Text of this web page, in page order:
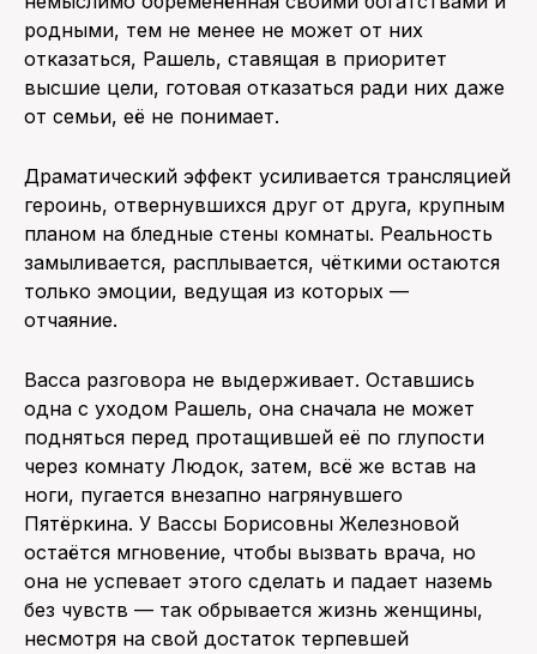
родными, тем не менее не может от них
отказаться, Рашель, ставящая в приоритет
высшие цели, готовая отказаться ради них даже
от семьи, её не понимает.
Драматический эффект усиливается трансляцией
героинь, отвернувшихся друг от друга, крупным
планом на бледные стены комнаты. Реальность
замыливается, расплывается, чёткими остаются
только эмоции, ведущая из которых —
отчаяние.
Васса разговора не выдерживает. Оставшись
одна с уходом Рашель, она сначала не может
подняться перед протащившей её по глупости
через комнату Людок, затем, всё же встав на
ноги, пугается внезапно нагрянувшего
Пятёркина. У Вассы Борисовны Железновой
остаётся мгновение, чтобы вызвать врача, но
она не успевает этого сделать и падает наземь
без чувств — так обрывается жизнь женщины,
несмотря на свой достаток терпевшей